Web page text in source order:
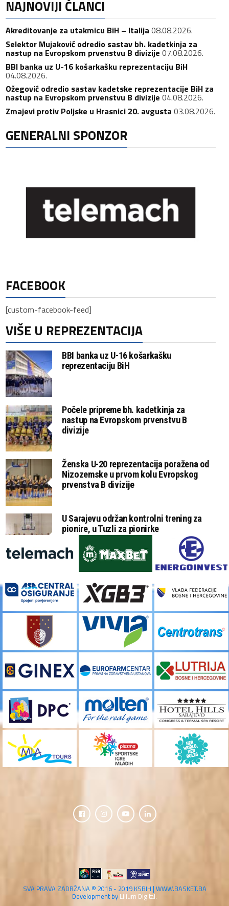
NAJNOVIJI ČLANCI
Akreditovanje za utakmicu BiH – Italija 08.08.2026.
Selektor Mujaković odredio sastav bh. kadetkinja za
nastup na Evropskom prvenstvu B divizije 07.08.2026.
BBI banka uz U-16 košarkašku reprezentaciju BiH
04.08.2026.
Ožegović odredio sastav kadetske reprezentacije BiH za
nastup na Evropskom prvenstvu B divizije 04.08.2026.
Zmajevi protiv Poljske u Hrasnici 20. avgusta 03.08.2026.
GENERALNI SPONZOR
FACEBOOK
[custom-facebook-feed]
VIŠE U REPREZENTACIJA
BBI banka uz U-16 košarkašku
reprezentaciju BiH
Počele pripreme bh. kadetkinja za
nastup na Evropskom prvenstvu B
divizije
Ženska U-20 reprezentacija poražena od
Nizozemske u prvom kolu Evropskog
prvenstva B divizije
U Sarajevu održan kontrolni trening za
pionire, u Tuzli za pionirke
SVA PRAVA ZADRŽANA © 2016 - 2019 KSBIH | WWW.BASKET.BA
Development by Lilium Digital.